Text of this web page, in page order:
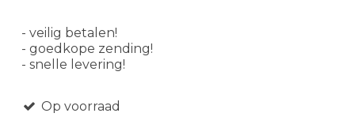
- veilig betalen!
- goedkope zending!
- snelle levering!
Op voorraad